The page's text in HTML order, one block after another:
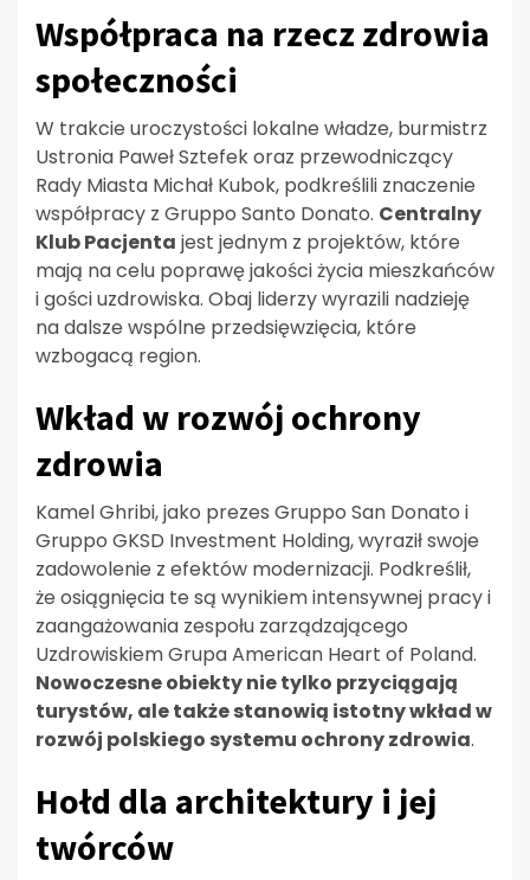
Współpraca na rzecz zdrowia
społeczności
W trakcie uroczystości lokalne władze, burmistrz
Ustronia Paweł Sztefek oraz przewodniczący
Rady Miasta Michał Kubok, podkreślili znaczenie
współpracy z Gruppo Santo Donato. Centralny
Klub Pacjenta jest jednym z projektów, które
mają na celu poprawę jakości życia mieszkańców
i gości uzdrowiska. Obaj liderzy wyrazili nadzieję
na dalsze wspólne przedsięwzięcia, które
wzbogacą region.
Wkład w rozwój ochrony
zdrowia
Kamel Ghribi, jako prezes Gruppo San Donato i
Gruppo GKSD Investment Holding, wyraził swoje
zadowolenie z efektów modernizacji. Podkreślił,
że osiągnięcia te są wynikiem intensywnej pracy i
zaangażowania zespołu zarządzającego
Uzdrowiskiem Grupa American Heart of Poland.
Nowoczesne obiekty nie tylko przyciągają
turystów, ale także stanowią istotny wkład w
rozwój polskiego systemu ochrony zdrowia.
Hołd dla architektury i jej
twórców